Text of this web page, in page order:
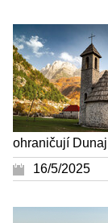
ohraničují
16/5/2025